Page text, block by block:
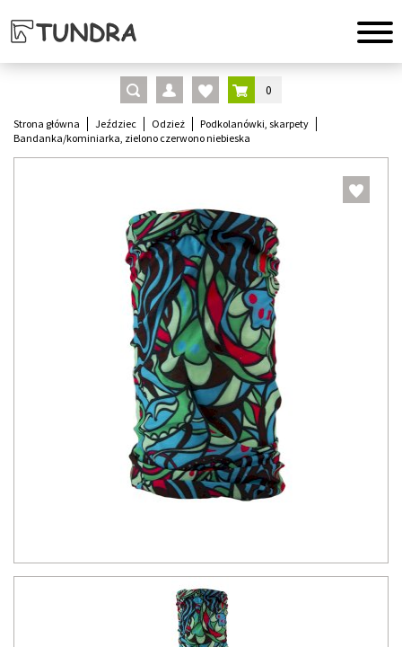
0
Strona główna Jeździec Odzież
Podkolanówki, skarpety
Bandanka/kominiarka, zielono czerwono niebieska